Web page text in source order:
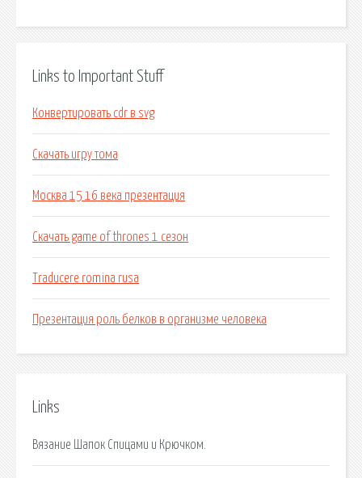
Links to Important Stuff
Конвертировать cdr в svg
Скачать игру тома
Москва 15 16 века презентация
Скачать game of thrones 1 сезон
Traducere romina rusa
Презентация роль белков в организме человека
Links
Вязание Шапок Спицами и Крючком.